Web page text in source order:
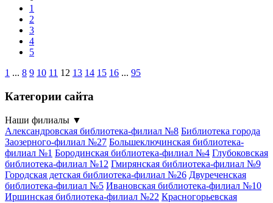
1
2
3
4
5
1 ... 8 9 10 11 12 13 14 15 16 ... 95
Категории сайта
Наши филиалы ▼
Александровская библиотека-филиал №8 Библиотека города
Заозерного-филиал №27 Большеключинская библиотека-
филиал №1 Бородинская библиотека-филиал №4 Глубоковская
библиотека-филиал №12 Гмирянская библиотека-филиал №9
Городская детская библиотека-филиал №26 Двуреченская
библиотека-филиал №5 Ивановская библиотека-филиал №10
Иршинская библиотека-филиал №22 Красногорьевская